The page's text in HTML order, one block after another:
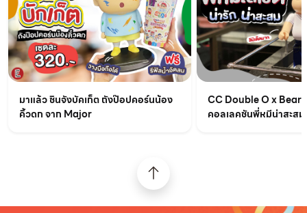
มาแล้ว ชินจังบัคเก็ต ถังป๊อปคอร์นน้อง
คิ้วดก จาก Major
CC Double O x
คอลเลคชันพี่หมีน่าสะสม